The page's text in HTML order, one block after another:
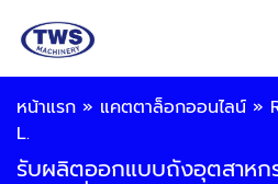
หน้าแรก » แคตตาล็อกออนไลน์ »
L.
รับผลิตออกแบบถังอุตสาห